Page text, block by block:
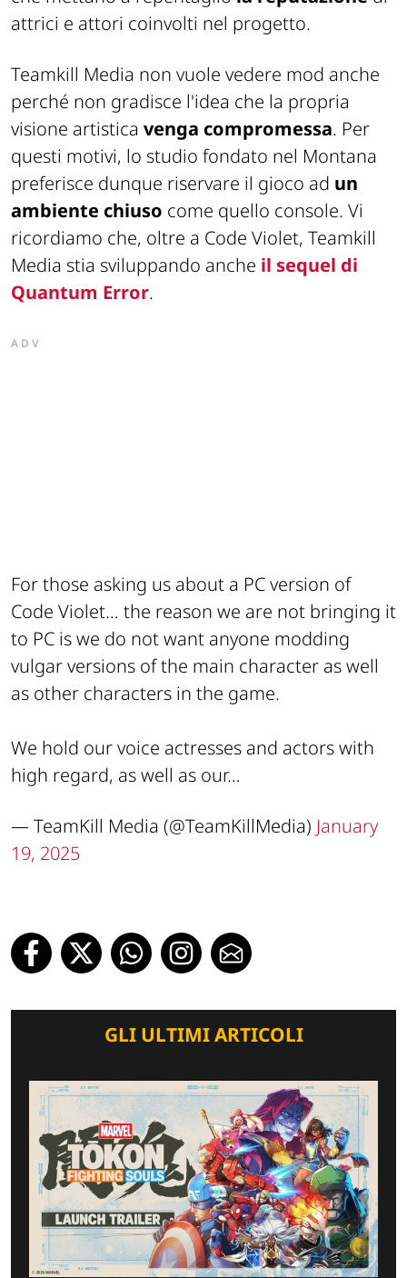
attrici e attori coinvolti nel progetto.
Teamkill Media non vuole vedere mod anche
perché non gradisce l'idea che la propria
visione artistica venga compromessa. Per
questi motivi, lo studio fondato nel Montana
preferisce dunque riservare il gioco ad un
ambiente chiuso come quello console. Vi
ricordiamo che, oltre a Code Violet, Teamkill
Media stia sviluppando anche il sequel di
Quantum Error.
ADV
For those asking us about a PC version of
Code Violet… the reason we are not bringing it
to PC is we do not want anyone modding
vulgar versions of the main character as well
as other characters in the game.
We hold our voice actresses and actors with
high regard, as well as our…
— TeamKill Media (@TeamKillMedia) January
19, 2025
GLI ULTIMI ARTICOLI